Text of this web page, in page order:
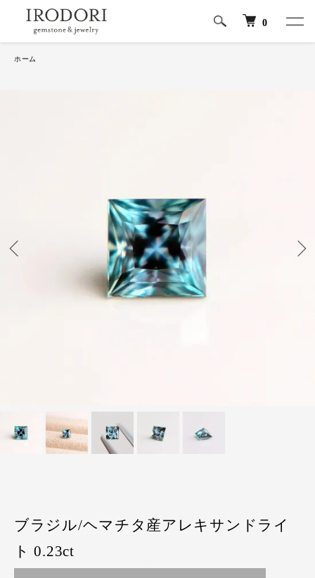
0
ホーム
ブラジル/ヘマチタ産アレキサンドライ
ト 0.23ct